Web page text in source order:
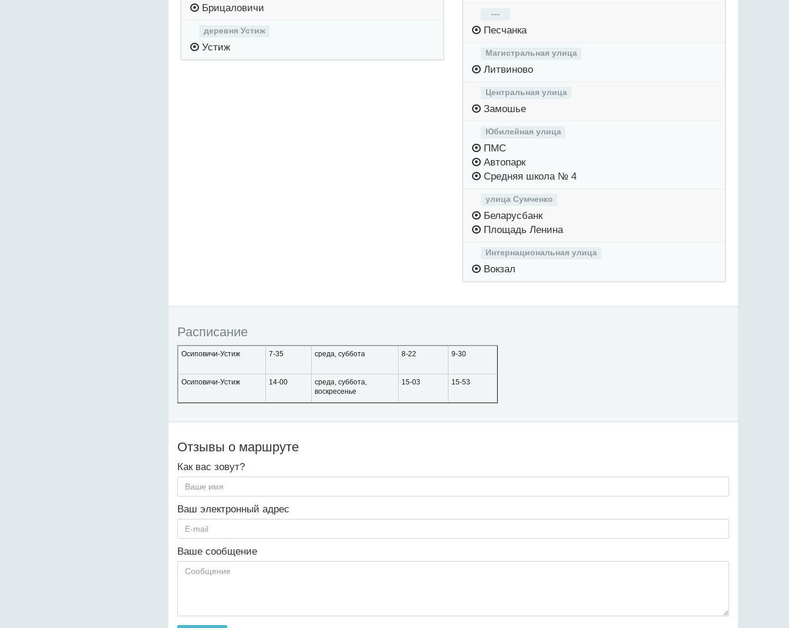
Брицаловичи
деревня Устиж
Устиж
---
Песчанка
Магистральная улица
Литвиново
Центральная улица
Замошье
Юбилейная улица
ПМС
Автопарк
Средняя школа № 4
улица Сумченко
Беларусбанк
Площадь Ленина
Интернациональная улица
Вокзал
Расписание
Осиповичи-Устиж 7-35 среда, суббота 8-22 9-30
Осиповичи-Устиж 14-00
среда, суббота,
воскресенье
15-03 15-53
Отзывы о маршруте
Как вас зовут?
Ваш электронный адрес
Ваше сообщение